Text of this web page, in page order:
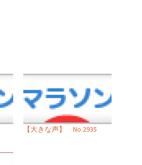
【大きな声】 No.2935